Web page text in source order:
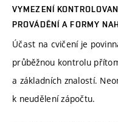
VYMEZENÍ
PROVÁDĚNÍ A FORMY
Účast na cvičení je
průběžnou kontrolu
a základních znalostí.
k neudělení zápočtu.